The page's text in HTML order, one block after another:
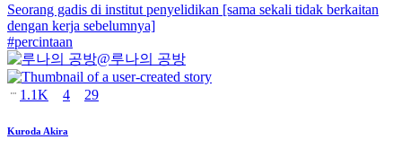
Seorang gadis di institut penyelidikan [sama sekali tidak berkaitan
dengan kerja sebelumnya]
#percintaan
@루나의 공방
1.1K 4 29
Kuroda Akira